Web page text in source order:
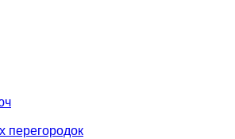
перегородок